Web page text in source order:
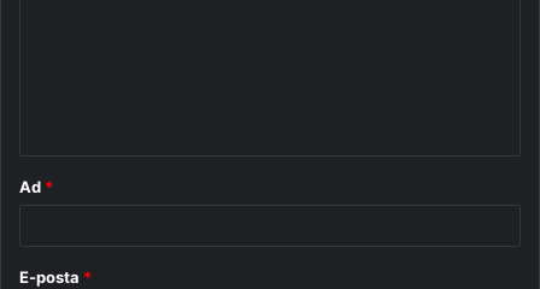
Ad *
E-posta *